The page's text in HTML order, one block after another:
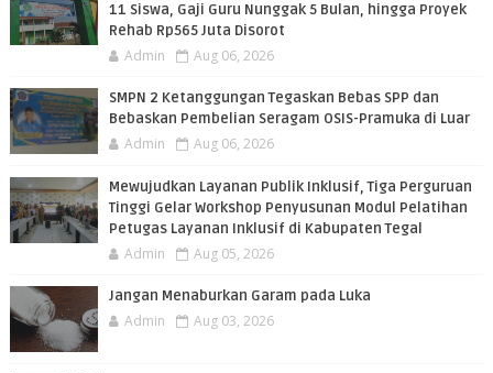
11 Siswa, Gaji Guru Nunggak 5 Bulan, hingga Proyek
Rehab Rp565 Juta Disorot
Admin Aug 06, 2026
SMPN 2 Ketanggungan Tegaskan Bebas SPP dan
Bebaskan Pembelian Seragam OSIS-Pramuka di Luar
Admin Aug 06, 2026
​Mewujudkan Layanan Publik Inklusif, Tiga Perguruan
Tinggi Gelar Workshop Penyusunan Modul Pelatihan
Petugas Layanan Inklusif di Kabupaten Tegal
Admin Aug 05, 2026
Jangan Menaburkan Garam pada Luka
Admin Aug 03, 2026